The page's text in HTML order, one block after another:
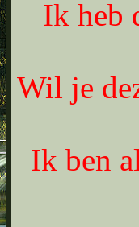
Ik heb
Wil je
Ik ben